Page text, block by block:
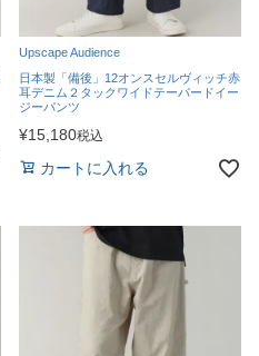
Upscape Audience
日本製「備後」12オンスセルヴィッチ赤
耳デニム２タックワイドテーパードイー
ジーパンツ
¥15,180税込
カートに入れる